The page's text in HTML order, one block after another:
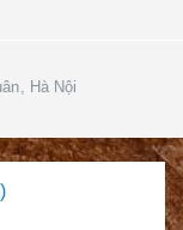
Hà Nội